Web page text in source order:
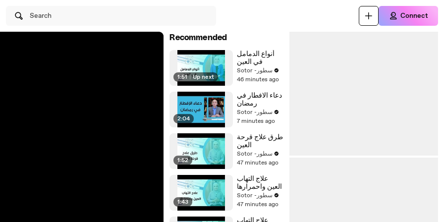
Search Connect
Recommended
1:51 | Up next
أنواع الدمامل
في العين
Sotor -سطور
46 minutes ago
2:04
دعاء الافطار في
رمضان
Sotor -سطور
7 minutes ago
1:52
طرق علاج قرحة
العين
Sotor -سطور
47 minutes ago
1:43
علاج التهاب
العين واحمرارها
Sotor -سطور
47 minutes ago